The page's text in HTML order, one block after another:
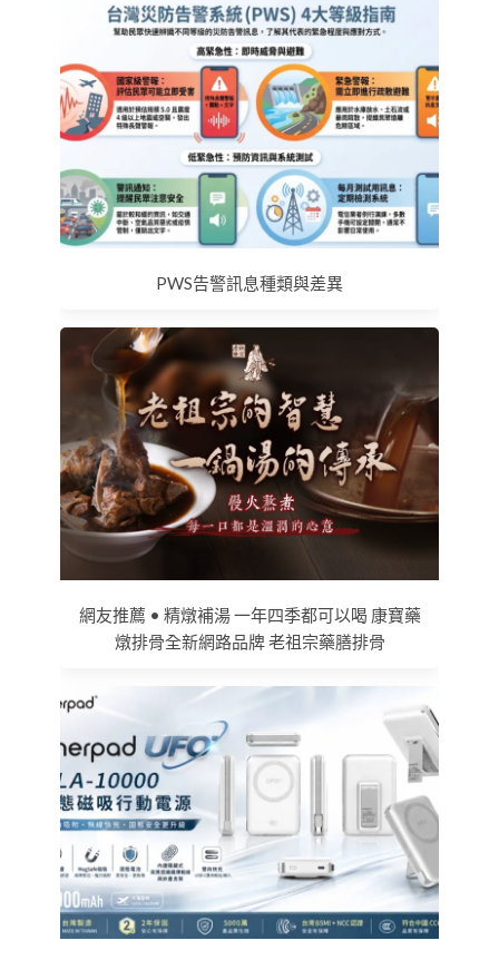
PWS告警訊息種類與差異
網友推薦 • 精燉補湯 一年四季都可以喝 康寶藥
燉排骨全新網路品牌 老祖宗藥膳排骨